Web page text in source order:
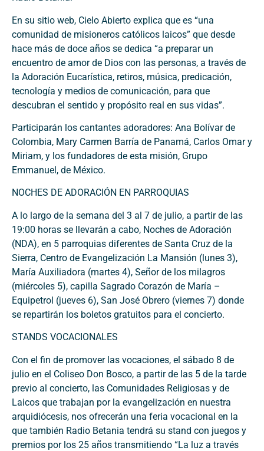
En su sitio web, Cielo Abierto explica que es “una
comunidad de misioneros católicos laicos” que desde
hace más de doce años se dedica “a preparar un
encuentro de amor de Dios con las personas, a través de
la Adoración Eucarística, retiros, música, predicación,
tecnología y medios de comunicación, para que
descubran el sentido y propósito real en sus vidas”.
Participarán los cantantes adoradores: Ana Bolívar de
Colombia, Mary Carmen Barría de Panamá, Carlos Omar y
Miriam, y los fundadores de esta misión, Grupo
Emmanuel, de México.
NOCHES DE ADORACIÓN EN PARROQUIAS
A lo largo de la semana del 3 al 7 de julio, a partir de las
19:00 horas se llevarán a cabo, Noches de Adoración
(NDA), en 5 parroquias diferentes de Santa Cruz de la
Sierra, Centro de Evangelización La Mansión (lunes 3),
María Auxiliadora (martes 4), Señor de los milagros
(miércoles 5), capilla Sagrado Corazón de María –
Equipetrol (jueves 6), San José Obrero (viernes 7) donde
se repartirán los boletos gratuitos para el concierto.
STANDS VOCACIONALES
Con el fin de promover las vocaciones, el sábado 8 de
julio en el Coliseo Don Bosco, a partir de las 5 de la tarde
previo al concierto, las Comunidades Religiosas y de
Laicos que trabajan por la evangelización en nuestra
arquidiócesis, nos ofrecerán una feria vocacional en la
que también Radio Betania tendrá su stand con juegos y
premios por los 25 años transmitiendo “La luz a través